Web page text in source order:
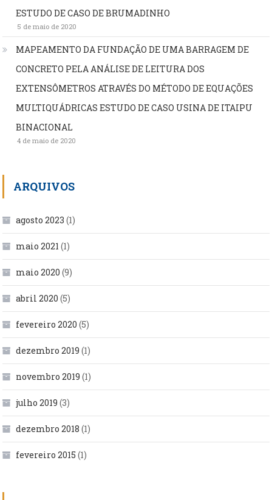
ESTUDO DE CASO DE BRUMADINHO
5 de maio de 2020
MAPEAMENTO DA FUNDAÇÃO DE UMA BARRAGEM DE
CONCRETO PELA ANÁLISE DE LEITURA DOS
EXTENSÔMETROS ATRAVÉS DO MÉTODO DE EQUAÇÕES
MULTIQUÁDRICAS ESTUDO DE CASO USINA DE ITAIPU
BINACIONAL
4 de maio de 2020
ARQUIVOS
agosto 2023 (1)
maio 2021 (1)
maio 2020 (9)
abril 2020 (5)
fevereiro 2020 (5)
dezembro 2019 (1)
novembro 2019 (1)
julho 2019 (3)
dezembro 2018 (1)
fevereiro 2015 (1)